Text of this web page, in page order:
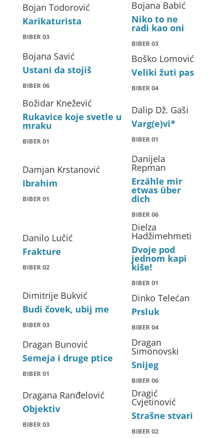
Bojan Todorović
Karikaturista
BIBER 03
Bojana Babić
Niko to ne
radi kao oni
BIBER 03
Bojana Savić
Ustani da stojiš
BIBER 06
Boško Lomović
Veliki žuti pas
BIBER 04
Božidar Knežević
Rukavice koje svetle u
mraku
BIBER 01
Dalip Dž. Gaši
Varg(e)vi*
BIBER 01
Damjan Krstanović
Ibrahim
BIBER 01
Danijela
Repman
Erzähle mir
etwas über
dich
BIBER 06
Danilo Lučić
Frakture
BIBER 02
Dielza
Hadžimehmeti
Dvoje pod
jednom kapi
kiše!
BIBER 01
Dimitrije Bukvić
Budi čovek, ubij me
BIBER 03
Dinko Telećan
Prsluk
BIBER 04
Dragan Bunović
Semeja i druge ptice
BIBER 01
Dragan
Simonovski
Snijeg
BIBER 06
Dragana Ranđelović
Objektiv
BIBER 03
Dragić
Cvjetinović
Strašne stvari
BIBER 02